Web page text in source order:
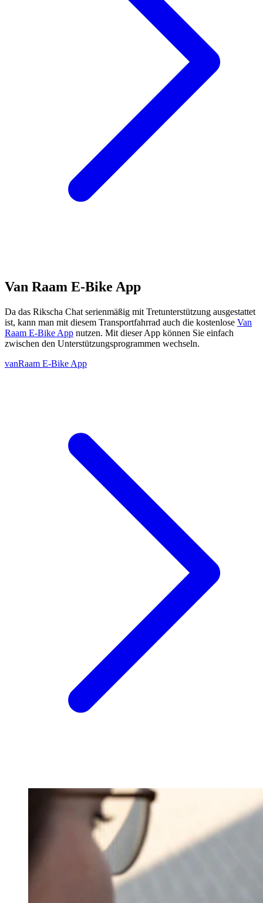
Van Raam E-Bike App
Da das Rikscha Chat serienmäßig mit Tretunterstützung ausgestattet
ist, kann man mit diesem Transportfahrrad auch die kostenlose Van
Raam E-Bike App nutzen. Mit dieser App können Sie einfach
zwischen den Unterstützungsprogrammen wechseln.
vanRaam E-Bike App